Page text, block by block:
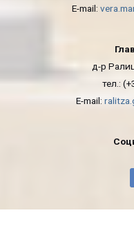
E-mail:
д-р
тел.:
E-mail: